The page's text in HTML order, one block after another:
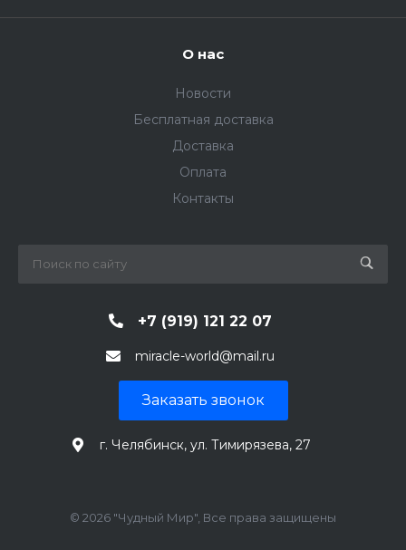
О нас
Новости
Бесплатная доставка
Доставка
Оплата
Контакты
+7 (919) 121 22 07
miracle-world@mail.ru
Заказать звонок
г. Челябинск, ул. Тимирязева, 27
© 2026 "Чудный Мир", Все права защищены